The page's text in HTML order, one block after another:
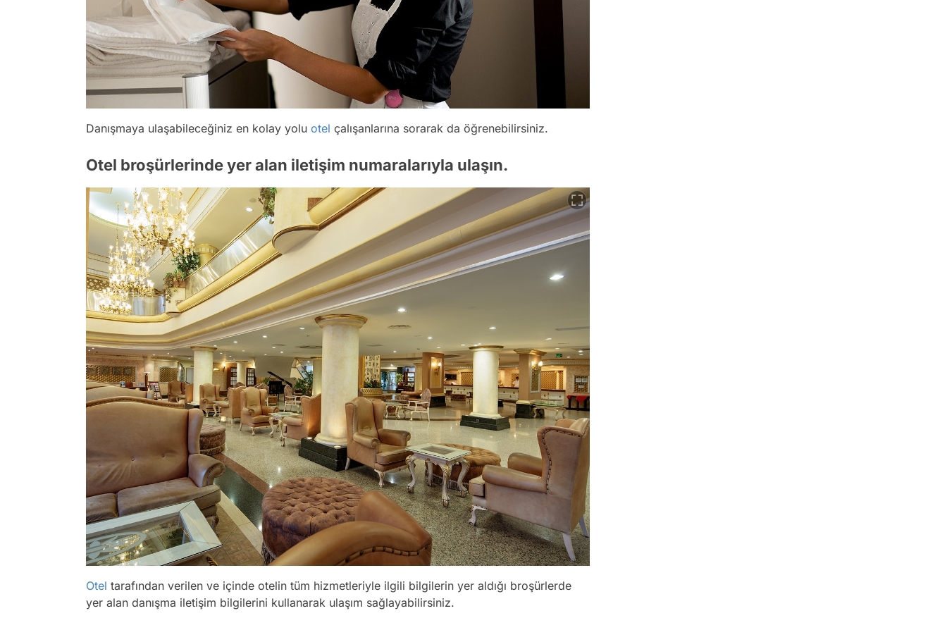
Danışmaya ulaşabileceğiniz en kolay yolu otel çalışanlarına sorarak da öğrenebilirsiniz.
Otel broşürlerinde yer alan iletişim numaralarıyla ulaşın.
Otel tarafından verilen ve içinde otelin tüm hizmetleriyle ilgili bilgilerin yer aldığı broşürlerde
yer alan danışma iletişim bilgilerini kullanarak ulaşım sağlayabilirsiniz.